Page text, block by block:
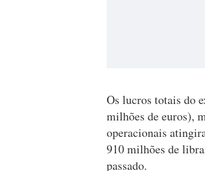
Os lucros totais do
milhões de euros),
operacionais
910 milhões de
passado.